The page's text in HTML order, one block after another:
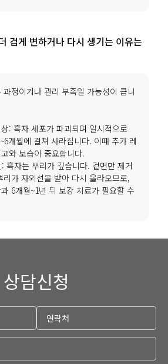
검게 변하거나 다시 생기는 이유는
정이거나 관리 부족일 가능성이 큽니
: 흑자 세포가 파괴되며 일시적으로
개월에 걸쳐 사라집니다. 이때 추가 레
와 보습이 중요합니다.
흑자는 뿌리가 깊습니다. 겉면만 제거
가 자외선을 받아 다시 올라오므로,
6개월~1년 뒤 보강 치료가 필요할 수
상담신청